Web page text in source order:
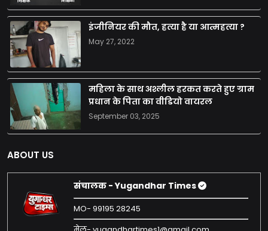
इंजीनियर की मौत, हत्या है या आत्महत्या ?
May 27, 2022
महिला के साथ अश्लील हरकत करते हुए ग्राम
प्रधान के पिता का वीडियो वायरल
September 03, 2025
ABOUT US
संचालक - Yugandhar Times
MO- 99195 28245